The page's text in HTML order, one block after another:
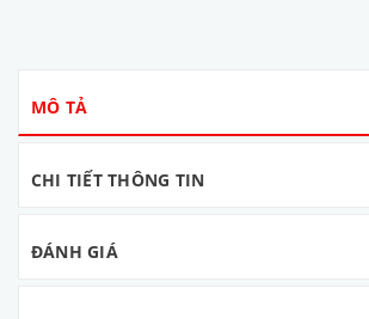
MÔ TẢ
CHI TIẾT THÔNG TIN
ĐÁNH GIÁ